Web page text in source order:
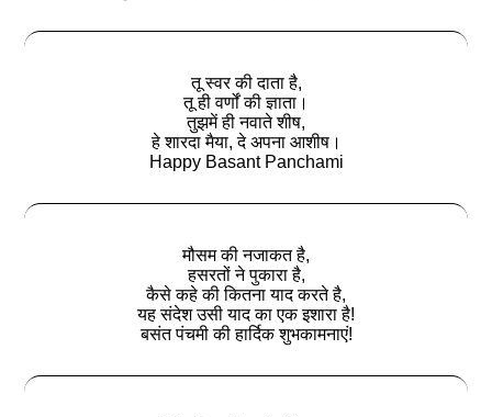
तू स्वर की दाता है,
तू ही वर्णों की ज्ञाता।
तुझमें ही नवाते शीष,
हे शारदा मैया, दे अपना आशीष।
Happy Basant Panchami
मौसम की नजाकत है,
हसरतों ने पुकारा है,
कैसे कहे की कितना याद करते है,
यह संदेश उसी याद का एक इशारा है!
बसंत पंचमी की हार्दिक शुभकामनाएं!